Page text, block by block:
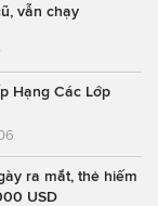
vẫn chạy
Hạng Các Lớp
ra mắt, thẻ hiếm
USD